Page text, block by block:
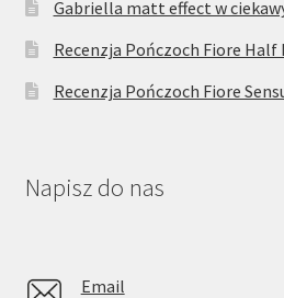
Gabriella matt effect w
Recenzja Pończoch Fiore Half
Recenzja Pończoch Fiore
Napisz do nas
Email